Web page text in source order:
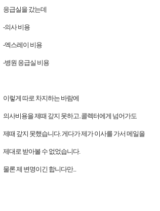
응급실을 갔는데
-의사 비용
-엑스레이 비용
-병원 응급실 비용
이렇게 따로 차지하는 바람에
의사비용을 제때 갚지 못하고..콜렉터에게 넘어가도
제때 갚지 못했습니다. 게다가 제가 이사를 가서 메일을
제대로 받아볼 수 없었습니다.
물론 제 변명이긴 합니다만...